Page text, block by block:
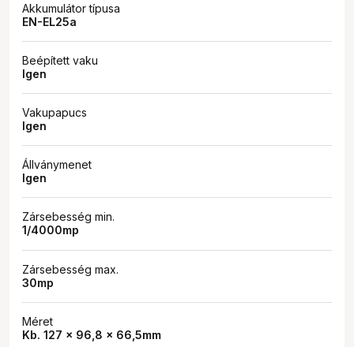
Akkumulátor típusa
EN-EL25a
Beépített vaku
Igen
Vakupapucs
Igen
Állványmenet
Igen
Zársebesség min.
1/4000mp
Zársebesség max.
30mp
Méret
Kb. 127 x 96,8 x 66,5mm